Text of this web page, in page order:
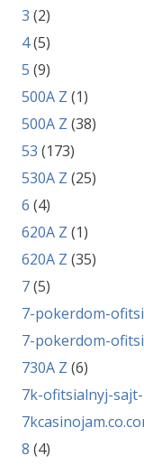
3 (2)
4(5)
5 (9)
500A Z (1)
500A Z (38)
53 (173)
530A Z (25)
6 (4)
620A Z (1)
620A Z (35)
7(5)
7-pokerdom-
7-pokerdom-
730A Z (6)
7k-ofitsialnyj-
8 (4)